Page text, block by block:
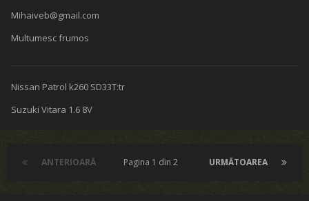
Mihaiveb@gmail.com
Multumesc frumos
Nissan Patrol k260 SD33T:tr
Suzuki Vitara 1.6 8V
ANTERIOARĂ URMĂTOAREA
Pagina 1 din 2